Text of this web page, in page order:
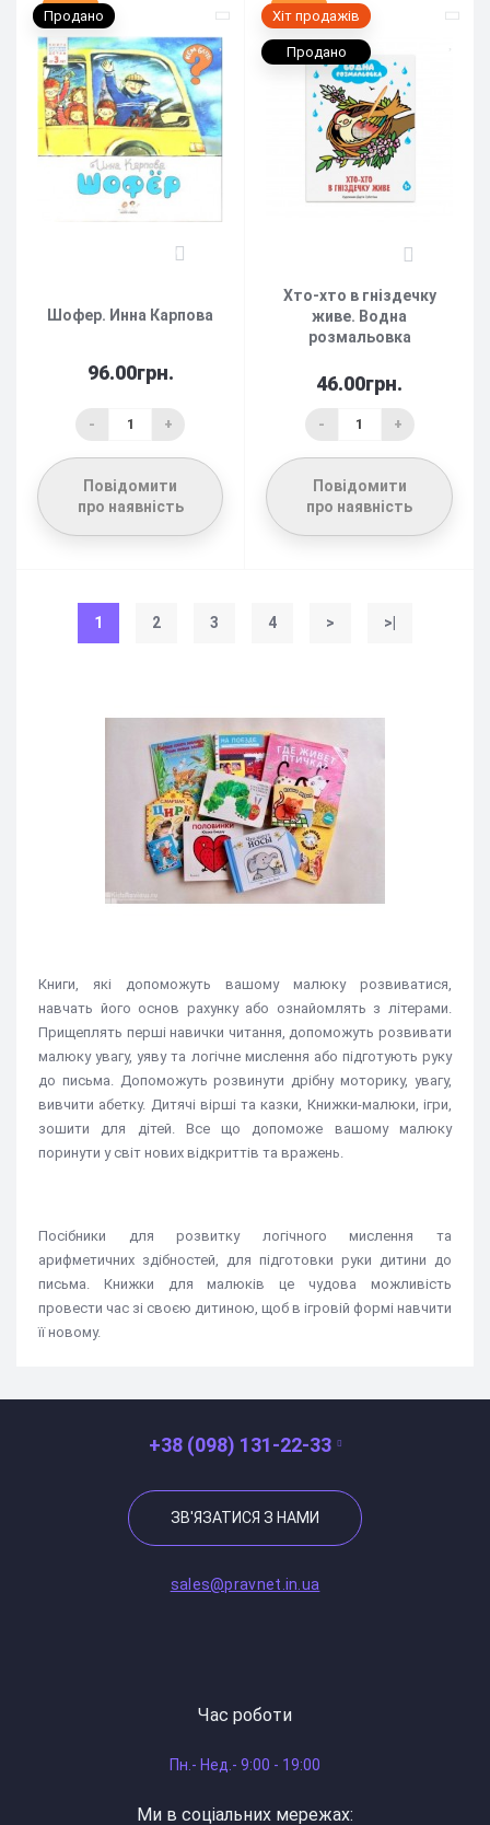
Немає
Продано
Шофер. Инна Карпова
96.00грн.
- +
Повідомити
про наявність
Немає
Хіт продажів
Продано
Хто-хто в гніздечку
живе. Водна
розмальовка
46.00грн.
- +
Повідомити
про наявність
1 2 3 4 > >|
Книги, які допоможуть вашому малюку розвиватися,
навчать його основ рахунку або ознайомлять з літерами.
Прищеплять перші навички читання, допоможуть розвивати
малюку увагу, уяву та логічне мислення або підготують руку
до письма. Допоможуть розвинути дрібну моторику, увагу,
вивчити абетку. Дитячі вірші та казки, Книжки-малюки, ігри,
зошити для дітей. Все що допоможе вашому малюку
поринути у світ нових відкриттів та вражень.
Посібники для розвитку логічного мислення та
арифметичних здібностей, для підготовки руки дитини до
письма. Книжки для малюків це чудова можливість
провести час зі своєю дитиною, щоб в ігровій формі навчити
її новому.
+38 (098) 131-22-33
ЗВ'ЯЗАТИСЯ З НАМИ
sales@pravnet.in.ua
Час роботи
Пн.- Нед.- 9:00 - 19:00
Ми в соціальних мережах: